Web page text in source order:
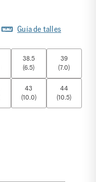
Guía de talles
38.5
(6.5)
39
(7.0)
43
(10.0)
44
(10.5)